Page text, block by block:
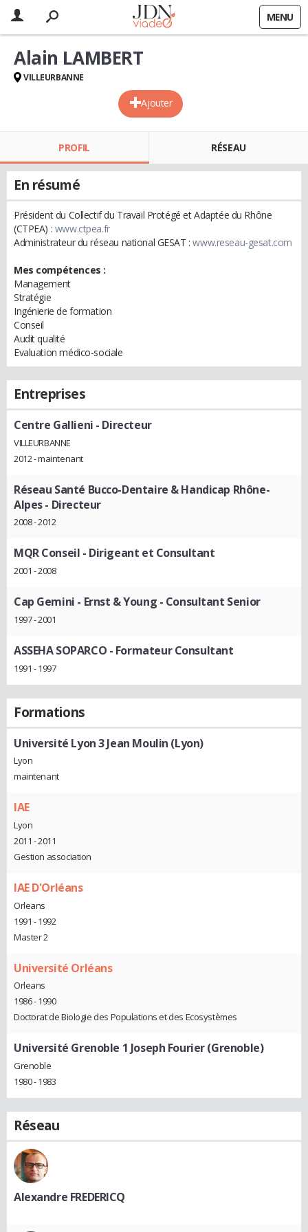
MENU
Ajouter
Alain LAMBERT
VILLEURBANNE
PROFIL RÉSEAU
En résumé
Président du Collectif du Travail Protégé et Adaptée du Rhône
(CTPEA) : www.ctpea.fr
Administrateur du réseau national GESAT :www.reseau-gesat.com
Mes compétences :
Management
Stratégie
Ingénierie de formation
Conseil
Audit qualité
Evaluation médico-sociale
Entreprises
Centre Gallieni - Directeur
VILLEURBANNE
2012 - maintenant
Réseau Santé Bucco-Dentaire & Handicap Rhône-
Alpes- Directeur
2008 - 2012
MQR Conseil - Dirigeant et Consultant
2001 - 2008
Cap Gemini - Ernst & Young - Consultant Senior
1997 - 2001
ASSEHA SOPARCO - Formateur Consultant
1991 - 1997
Formations
Université Lyon 3 Jean Moulin (Lyon)
Lyon
maintenant
IAE
Lyon
2011 - 2011
Gestion association
IAE D'Orléans
Orleans
1991 - 1992
Master 2
Université Orléans
Orleans
1986 - 1990
Doctorat de Biologie des Populations et des Ecosystèmes
Université Grenoble 1 Joseph Fourier (Grenoble)
Grenoble
1980 - 1983
Réseau
Alexandre FREDERICQ